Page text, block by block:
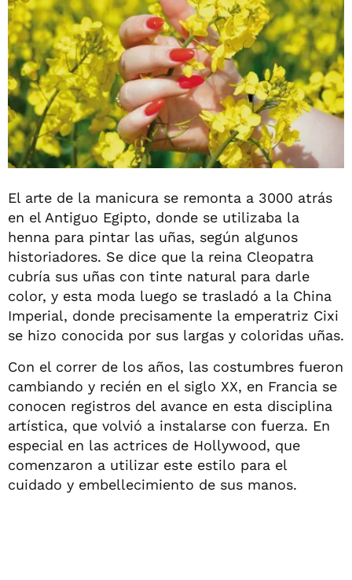
El arte de la manicura se remonta a 3000 atrás
en el Antiguo Egipto, donde se utilizaba la
henna para pintar las uñas, según algunos
historiadores. Se dice que la reina Cleopatra
cubría sus uñas con tinte natural para darle
color, y esta moda luego se trasladó a la China
Imperial, donde precisamente la emperatriz Cixi
se hizo conocida por sus largas y coloridas uñas.
Con el correr de los años, las costumbres fueron
cambiando y recién en el siglo XX, en Francia se
conocen registros del avance en esta disciplina
artística, que volvió a instalarse con fuerza. En
especial en las actrices de Hollywood, que
comenzaron a utilizar este estilo para el
cuidado y embellecimiento de sus manos.